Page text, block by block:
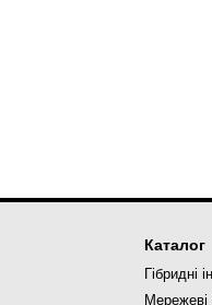
Каталог
Гібридні
Мережеві